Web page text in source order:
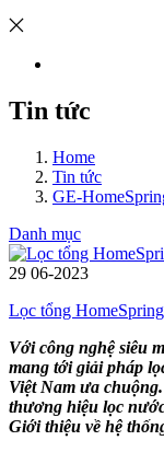
Tin tức
Home
Tin tức
GE-
Danh mục
29 06-2023
Lọc tổng
Với công nghệ siêu
mang tới giải pháp
Việt Nam ưa
thương hiệu lọc
Giới thiệu về hệ